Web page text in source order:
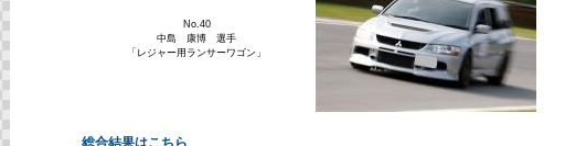
No.40
中島 康博 選手
「レジャー用ランサーワゴン」
総合結果はこちら